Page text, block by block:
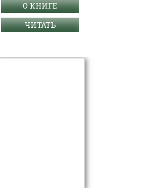
О КНИГЕ
ЧИТАТЬ